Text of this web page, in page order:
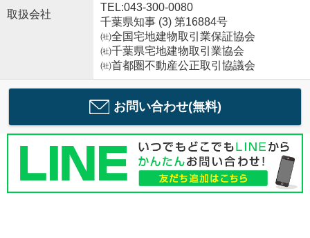
取扱会社
TEL:043-300-0080
千葉県知事 (3) 第16884号
㈳全国宅地建物取引業保証協会
㈳千葉県宅地建物取引業協会
㈳首都圏不動産公正取引協議会
お問い合わせ(無料)